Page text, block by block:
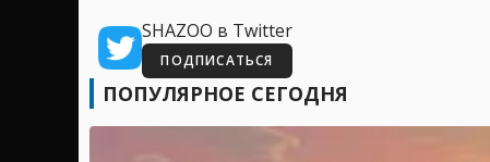
SHAZOO в Twitter
ПОДПИСАТЬСЯ
ПОПУЛЯРНОЕ СЕГОДНЯ